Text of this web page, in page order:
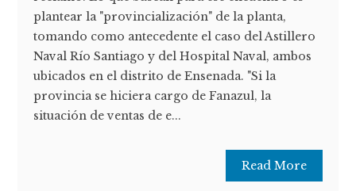
plantear la "provincialización" de la planta,
tomando como antecedente el caso del Astillero
Naval Río Santiago y del Hospital Naval, ambos
ubicados en el distrito de Ensenada. "Si la
provincia se hiciera cargo de Fanazul, la
situación de ventas de e...
Read More